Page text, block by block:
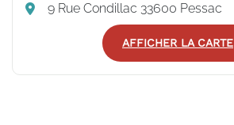
9 Rue Condillac 33600 Pessac
AFFICHER LA CARTE